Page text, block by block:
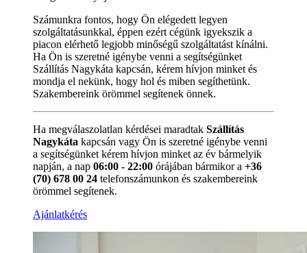
Számunkra fontos, hogy Ön elégedett legyen
szolgáltatásunkkal, éppen ezért cégünk igyekszik a
piacon elérhető legjobb minőségű szolgáltatást kínálni.
Ha Ön is szeretné igénybe venni a segítségünket
Szállítás Nagykáta kapcsán, kérem hívjon minket és
mondja el nekünk, hogy hol és miben segíthetünk.
Szakembereink örömmel segítenek önnek.
Ha megválaszolatlan kérdései maradtak Szállítás
Nagykáta kapcsán vagy Ön is szeretné igénybe venni
a segítségünket kérem hívjon minket az év bármelyik
napján, a nap 06:00 - 22:00 órájában bármikor a +36
(70) 678 00 24 telefonszámunkon és szakembereink
örömmel segítenek.
Ajánlatkérés